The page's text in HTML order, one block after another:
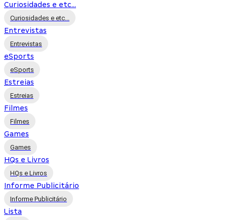
Curiosidades e etc...
Curiosidades e etc...
Entrevistas
Entrevistas
eSports
eSports
Estreias
Estreias
Filmes
Filmes
Games
Games
HQs e Livros
HQs e Livros
Informe Publicitário
Informe Publicitário
Lista